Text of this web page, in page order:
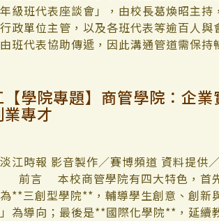
門》等作品，提到的多是階級之間的
讀者的是，社會之中確實有模糊的地
《竹藪中》時，讀者可以盡情發揮想像
未必為真，需要更多思考與體會。」
級班代表座談會」，由校長葛煥昭主
政單位主管，以及各班代表等逾百人
班代表協助傳遞，因此溝通管道需保持
議會議員表示，學生舉辦活動要借用
」，希望能將資訊完整公開。學務長武
像」功能，方便大家查看公車的排隊情
系統資訊串接到淡江i生活。 學生會代
長蕭瑞祥說明，當初為了讓更多的同
問題一併考量處理。 日文碩一班代詢
表示，每學期開學前同仁與工讀生會
【學院專題】商管學院：企
專才
天勤作伏地挺身和仰臥起坐各百次、洗冷水澡以維持健康。 徐航健校友捐贈本校興建守謙國際會議中心，對學校具有三項深遠意義，第一是2017年守謙大樓建成啟用，成為淡江發展第五波的起點；第二，增進本校國際化教育理念，提升學術聲譽，守謙國際會議中心最大容量350人的「有蓮國際會議廳」，已舉辦多場熊貓講座及國際大師蒞校演講，與由各系所舉辦無數次的國際學術研討會，提升淡江師生國際視野。第三則是帶動校友捐款風潮，凝聚各校友會的向心力，至今已有多位校友捐贈大大小小會議室、同舟廣場及認捐百萬金磚、十萬銀磚及兩萬磚等。 商管學院優秀校友 **1. 國企系友，永光化學創辦人、本校首位名譽博士陳定川**，每年捐贈20萬獎學金，每學期各頒發給清寒獎學金或成績優秀之學生共20名，各1萬元。 **2.國企系友，鴻海科技集團副總裁暨事業群總經理簡宜彬**，每年捐贈50萬元獎學金，用於資助有急難之學生10人每人各3萬元，及成績優秀之學生10人每人各2萬元。 **3. 財金系博士班校友李源鐘**，任職經歷包含第一金控集團一銀租賃公司董事長、兆豐金控集團兆豐資產管理公司董事長等。更曾開發球證融資，為當時之金融創新，有效為鴻禧集團籌措新台幣二億元資金。 **4.風保系系友**在各領域表現傑出，例如：保險局局長施瓊華、和泰產險總經理顏思齊，許多在各大產壽險公司擔任中高階主管。現代保險雜誌創辦人黃秀玲為回饋母校，培育優秀保險專業人才，捐出新台幣2,000萬元，設立「現代保險獎學金」，自2024年開始每年發給5位表現傑出的學生，每位同學可領取新台幣20萬元獎學金，持續20年。另外，還有許多其他專屬風保系的獎學金，包含風保系友會證照獎學金、吳家錄獎學金、黃秉心獎學金等，等著表現優秀的學生領取。 **5.產經系傑出系友：**羿晨機械股份有限公司董事長黃進霖、Comebuy公司總經理陳坤池、傑合國際有限公司負責人紀義鴻、無限創意行銷公司創辦人翁銘鴻，及富邦華一銀行蘇州昆山支行行長林凌盟等。 **6. 企管系友，台泥資訊董事長李鐘培**為本校第33屆金鷹獎得主，業界資歷及成就非凡，邀請擔任特約講座教授，分享其業界經驗。謝麗鶯多年來持續捐贈獎助學金，對於學弟妹總是溫柔親切，熱心協助。林麗玉捐贈奬學金不遺餘力，曾獲頒獎學金貢獻獎，不僅事業有成為商場上的女強人，並長年致力於公益服務，回饋社會。系友會理事長陳培深，對系友會及母系活動出錢出力，學生若家中遭逢鉅變，總是第一時間伸出援手。 **7.會計系友，穩懋半導體董事長陳進財**，擔任本校世界校友會聯合會總會長，亦是淡江會計教育基金會董事長，經營穩懋半導體公司，成為全球最大砷化鎵晶圓代工廠，在業界中享有「小台積電」的美譽。聯電董事長洪嘉聰曾獲Institutional Investor評選，為亞洲半導體業最佳財務長，掌管聯電集團的經營。上銀科技董事長卓永財為清華第一位跨學院（工學院、科管院）聯合推薦的名譽博士。 **8.統計系友，目前擔任本校系所友會聯合總會總會長蘇志仁**，創立倍思大生技，提供優質醫藥研究服務，獲中華民國金峰獎之十大傑出企業、十大傑出創業楷模兩大獎項肯定，2018年再奪得臺北市政府產業發展局主辦「亮點企業獎」之「投資典範獎」。為感謝母系栽培，於2022年捐贈獎助學金100萬元，提供實習機會，嘉惠學弟妹。校友石瑜現為美國范德堡大學生物統計系主任暨計量科學中心主任，研究領域包括AI人工智慧、數據科學等，運用生物統計專長致力於癌症研究，獲頒美國統計學會（ASA）院士榮譽，研究經歷及學術成果豐碩。 **9.資管系友，現任遠傳資訊暨數位轉型科技群執行副總經理胡德民**，推動微軟與母校達成戦略合作結盟，在微軟公司任職期間，曾獲「微軟全球最佳解決方案技術領袖獎(Technical Solutions Excellence Award - Global Best STU Leader) 」 **10.運管系第一屆系友李德紘**，現任新加坡工程院院士、浙江大學UIUC 聯合學院院長。**第二屆系友何淑萍**，於113年1月16日榮任民航局局長，是交通部路政、航政、郵電三大業務司中，首位女性司長，也是民航局歷任20位局長中，第二位女性局長。 **11.公行系知名系友**橫跨公私部門，包括前檢察總長陳聰明、前總統府第二局局長陳烯堅、前保訓會專任委員劉昊洲（現任實踐大學副教授）及許多現任簡任十二職等以上高階文官之外，也包含上市櫃公司負責人或高階經理人，例如聿新生科董事長楊金昌與副董事長陳逸成、富邦人壽經理陳怡潔、得億國際有限公司負責人曾明勤與盧貞云、我們是幸福床墊負責人吳姿瑩、如新高階主管李康瑞等。 **12.管科系友徐航健**為Forbes 亞洲慈善家，捐贈淡江建校以來最大宗捐款新台幣2.4億。另管科系栽培出4位校友擔任大學校長，包括本校第五任校長張紘炬，及前臺中科技大學校長謝俊宏、現任佛光大學校長何卓飛與臺北商業大學校長任立中。 各系發展特色及培育學生作法 國企系境外生多 交換機會多 國際企業學系以傑出學術表現和國際化教學著稱，擁有多元領域的教師團隊，其研究領域涵蓋國際企業管理、國際行銷、國際金融等，在學術界取得亮眼成績。在112學年度上學期，國企系教師共有10篇發表於SSCI期刊之論文獲得學校之研究獎勵，展現出在學術研究一塊的卓越影響力。 在學生培育方面，國企系為本校境外生最多的學系之一，設有兩項學程供同學選修：「國際商學全英語組」和「經貿管理組」。前者以全英文授課，提供大三出國交換一年的機會，學生可前往美國、澳洲、英國等，多個國家的大學進行交換學習，豐富自己的國際視野。而後者則培養學生具備國際經貿、國際企業營運等能力，同樣提供境外交換的機會。 此外，國企系的特色包括國際化的教學環境、多元的專業師資團隊、理論與實務並重的課程設計以及跨領域創新課程規劃。這些特色為學生提供了寶貴的學習機會和職涯發展平台。絕大多數畢業生都能在國際企業或本國企業從事國際貿易、國際行銷、國際商務等相關領域的工作，為他們的職涯發展打下堅實基礎。 國企系致力於開創國際化的職場新視野，為學生提供多樣化的學術資源和職業發展機會，培養出具國際觀與國際競爭力的優秀人才。（文／蔡怡惠） 財金系獨創證照模考系統 財務金融學系以卓越的學術成就、社會貢獻和人才培育廣為人知。其中，李沃牆教授即是財金系的亮點之一，不僅是專任教授，更是兩岸金融中心的副主任，以及多家知名機構的董事與顧問。他在ETtoday新聞雲專欄上的金融時事文章深受讀者歡迎，內容涵蓋股市分析、經濟現況與貧富差距等議題，展現了其專業見解和影響力。 在學生培育方面，財金系碩士班一年級的何駿詳則樹立優良典範，不僅展現卓越的領導能力和學術實力，更活躍於校園各處，經常擔任主持人，並積極參加與投資相關的活動，不斷提升自己的專業能力。此外，他更榮獲本校112學年度優秀青年和商管形象大使的榮譽，展現了其多方面的才華與領導能力。 財金系在人才培育方面有獨特的課程設計，尤其是校外全時全職實習課程。此課程結合了理論與實踐，提供同學們寶貴的職場經驗和轉正機會。同學們可選擇中文班或財管英語班，並在不同學期進行實習，通過期中與期末學習報告來分享學習成果。財金系與眾多金融機構合作，為同學提供了豐富的實習機會，幫助他們探索興趣、累積經驗，並為未來職場打下堅實的基礎。 此外，財金系還擁有校內獨有的「證照模考系統」和「模擬交易平台」，讓同學們能實際應用所學知識，積累寶貴的操作經驗，為未來的職業生涯做好準備，成為全方位的金融菁英。在學生培育方面，財金系碩一何駿詳則樹立優良典範，不僅展現卓越的領導能力和學術實力，經常擔任主持人，積極參加與投資相關活動，提升自己的專業能力。（文／蔡怡惠） 風保系實作課 實習即就業 風險管理與保險學系為全國最早成立的保險相關系所，以實務為導向，與產業界密切互動，課程注重保險、金融、風險管理的專業培訓，輔導學生考取相關保險證照，並在未來加入AI科技、永續發展、高齡金融等相關課程，並成立「高齡化社會福祉與保險研究中心」，結合本系專業師資，提供高齡化社會相關保險商品設計與行銷等方面的專業建議。 風保系系友在各領域表現傑出，例如：保險局局長施瓊華、和泰產險總經理顏思齊，許多系友在各大產壽險公司擔任中高階主管。 風保系以培育具備專業知識與實務技能的保險人才為目標，與多家保險公司合作，讓學生將所學理論應用於實務。大四下學期「保險實作」課程，與知名產壽險公司提供內勤有薪資的實習機會，學生表現良好即可轉為正職，等於畢業即就業。 為協助學生考取專業證照，開設「保險專業證照輔導」課程，提供學生考前準備的資源與協助。另外，風保系獲美國產險學會認證，憑本校風保系所學位或課程，可抵免美國財產和意外險核保師（CPCU）考試科目，為全臺第一個取得認證的系所。（文／陳子涵） 產經系重視實作分析能力 產業經濟學系教師們學術實力相當扎實，近三年申請國科會計畫平均通過率為50%，其中總體經濟領域的副教授洪小文，連續18年獲得國科會計畫獎助，期刊論文多發表於經濟學門A級期刊。產業經濟領域的教授高國峯，已獲10次國科會計畫獎助。 另多位教授林俊宏、蔡明芳、洪小文及高國峯擔任公股銀行獨立董事，林俊宏、蔡明芳擔任政府計劃案審查委員，及蔡明芳、林佩蒨任經濟學會理事或委員會委員，對於台灣金融營運監理、政策品質控管以及學術深化精進貢獻良多。 畢業校友們除了在各自工作崗位上發光發熱外，亦熱心母系事務，除了回校演講，擔任頂石課程評審、協助母系招生影片攝製，捐助獎學金如學業獎學金、學業清寒獎學金、急難助學金、競賽績優獎學金、大學部入學獎學金及研究生獎助學金等，資助學弟妹安心就學。 產經系非常重視學生實作以及實務